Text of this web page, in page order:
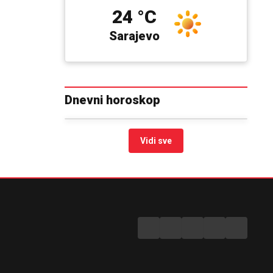
Sarajevo
24 °C
Dnevni horoskop
Vidi sve